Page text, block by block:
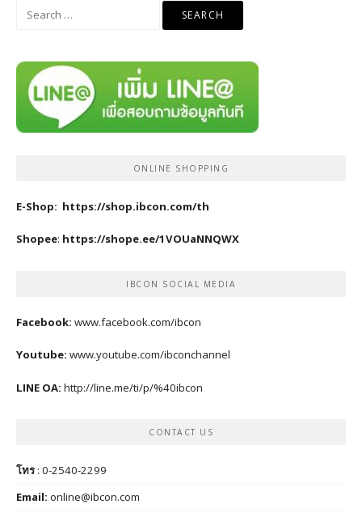
Search
ONLINE SHOPPING
E-Shop: https://shop.ibcon.com/th
Shopee: https://shope.ee/1VOUaNNQWX
IBCON SOCIAL MEDIA
Facebook: www.facebook.com/ibcon
Youtube: www.youtube.com/ibconchannel
LINE OA: http://line.me/ti/p/%40ibcon
CONTACT US
โทร: 0-2540-2299
Email: online@ibcon.com